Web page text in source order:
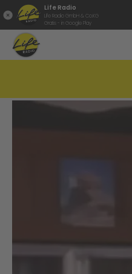
Life Radio
Life Radio GmbH & Co.KG
Gratis - in Google Play